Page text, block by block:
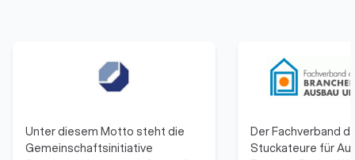
Unter diesem Motto steht die
Gemeinschaftsinitiative
Der Fachverband
Stuckateure für